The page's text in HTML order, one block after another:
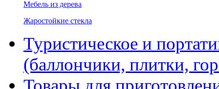
Мебель из дерева
Жаростойкие стекла
Туристическое и
(баллончики, плитки,